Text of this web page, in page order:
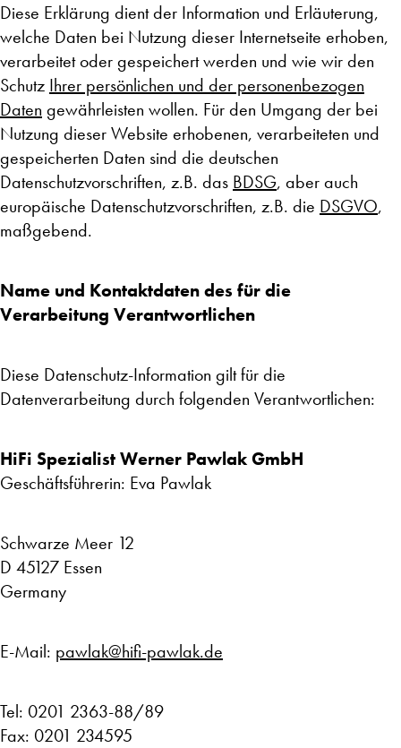
Diese Erklärung dient der Information und Erläuterung,
welche Daten bei Nutzung dieser Internetseite erhoben,
verarbeitet oder gespeichert werden und wie wir den
Schutz Ihrer persönlichen und der personenbezogen
Daten gewährleisten wollen. Für den Umgang der bei
Nutzung dieser Website erhobenen, verarbeiteten und
gespeicherten Daten sind die deutschen
Datenschutzvorschriften, z.B. das BDSG, aber auch
europäische Datenschutzvorschriften, z.B. die DSGVO,
maßgebend.
Name und Kontaktdaten des für die
Verarbeitung Verantwortlichen
Diese Datenschutz-Information gilt für die
Datenverarbeitung durch folgenden Verantwortlichen:
HiFi Spezialist Werner Pawlak GmbH
Geschäftsführerin: Eva Pawlak
Schwarze Meer 12
D 45127 Essen
Germany
E-Mail: pawlak@hifi-pawlak.de
Tel: 0201 2363-88/89
Fax: 0201 234595